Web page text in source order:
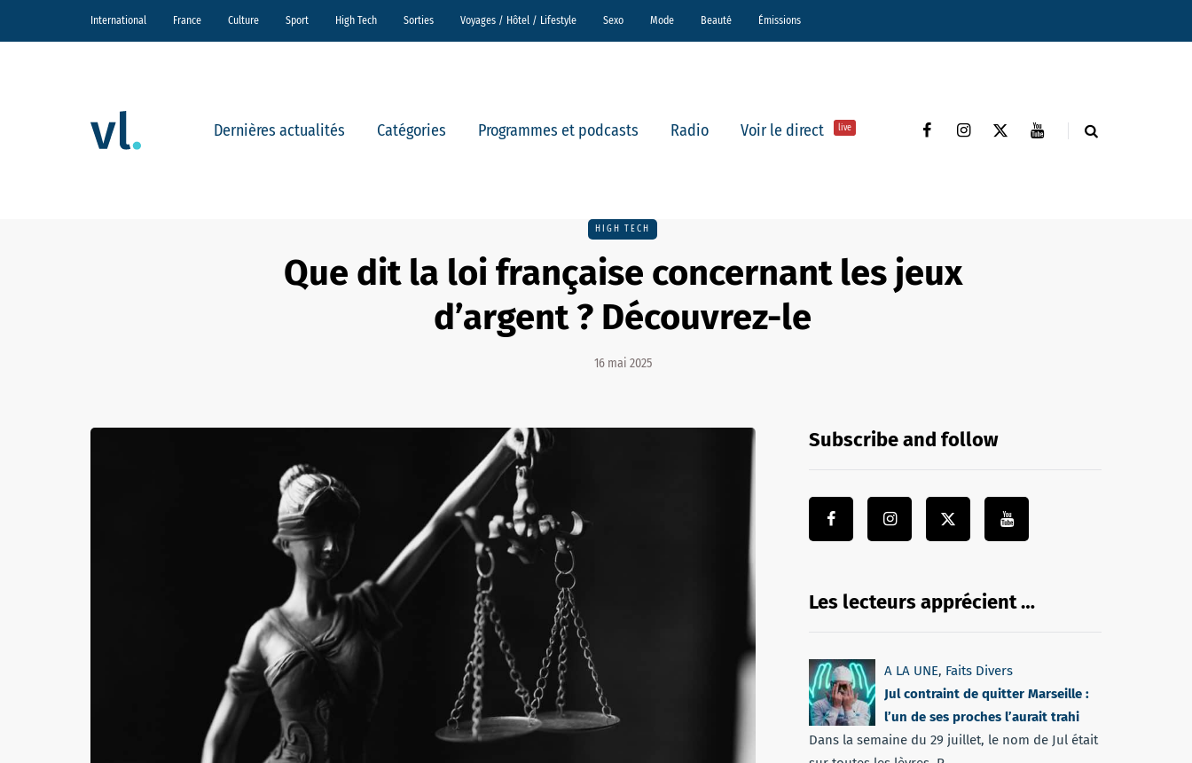
International France Culture Sport High Tech Sorties Voyages / Hôtel / Lifestyle Sexo Mode Beauté Émissions
Dernières actualités Catégories Programmes et podcasts Radio Voir le direct live
HIGH TECH
Que dit la loi française concernant les jeux
d’argent ? Découvrez-le
16 mai 2025
Subscribe and follow
Les lecteurs apprécient …
A LA UNE, Faits Divers
Jul contraint de quitter Marseille :
l’un de ses proches l’aurait trahi
Dans la semaine du 29 juillet, le nom de Jul était